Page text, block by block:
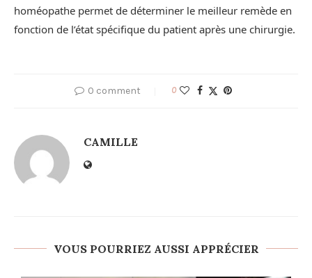
homéopathe permet de déterminer le meilleur remède en
fonction de l’état spécifique du patient après une chirurgie.
0 comment 0
CAMILLE
VOUS POURRIEZ AUSSI APPRÉCIER